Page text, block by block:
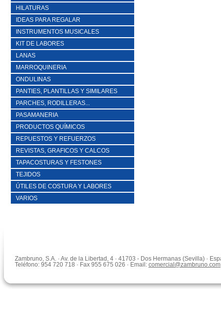
HILATURAS
IDEAS PARA REGALAR
INSTRUMENTOS MUSICALES
KIT DE LABORES
LANAS
MARROQUINERIA
ONDULINAS
PANTIES, PLANTILLAS Y SIMILARES
PARCHES, RODILLERAS...
PASAMANERIA
PRODUCTOS QUÍMICOS
REPUESTOS Y REFUERZOS
REVISTAS, GRAFICOS Y CALCOS
TAPACOSTURAS Y FESTONES
TEJIDOS
ÚTILES DE COSTURA Y LABORES
VARIOS
Zambruno, S.A. · Av. de la Libertad, 4 · 41703 - Dos Hermanas (Sevilla) ·
Teléfono: 954 720 718 · Fax 955 675 026 · Email: comercial@zambruno.com